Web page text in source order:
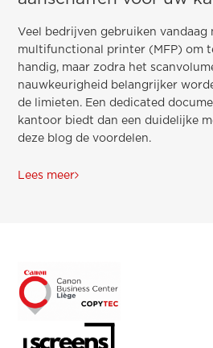
Veel bedrijven gebruiken vandaag
multifunctional printer (MFP) om
handig, maar zodra het
nauwkeurigheid belangrijker
de limieten. Een dedicated
kantoor biedt dan een duidelijke
deze blog de voordelen.
Lees meer